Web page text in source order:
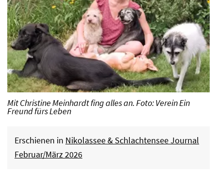
Mit Christine Meinhardt fing alles an. Foto: Verein Ein
Freund fürs Leben
Erschienen in Nikolassee & Schlachtensee Journal
Februar/März 2026